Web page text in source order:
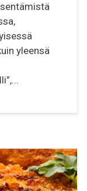
yleensä